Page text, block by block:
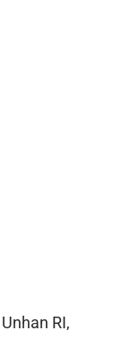
RI,